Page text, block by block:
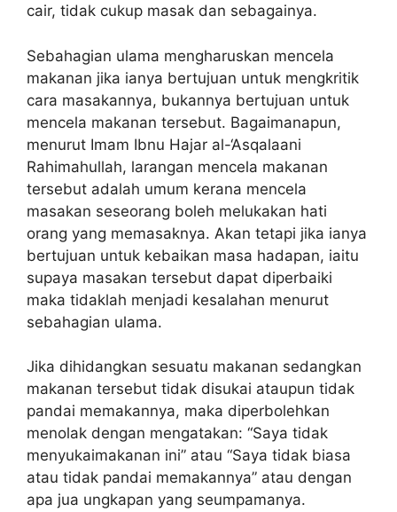
cair, tidak cukup masak dan sebagainya.
Sebahagian ulama mengharuskan mencela
makanan jika ianya bertujuan untuk mengkritik
cara masakannya, bukannya bertujuan untuk
mencela makanan tersebut. Bagaimanapun,
menurut Imam Ibnu Hajar al-‘Asqalaani
Rahimahullah, larangan mencela makanan
tersebut adalah umum kerana mencela
masakan seseorang boleh melukakan hati
orang yang memasaknya. Akan tetapi jika ianya
bertujuan untuk kebaikan masa hadapan, iaitu
supaya masakan tersebut dapat diperbaiki
maka tidaklah menjadi kesalahan menurut
sebahagian ulama.
Jika dihidangkan sesuatu makanan sedangkan
makanan tersebut tidak disukai ataupun tidak
pandai memakannya, maka diperbolehkan
menolak dengan mengatakan: “Saya tidak
menyukaimakanan ini” atau “Saya tidak biasa
atau tidak pandai memakannya” atau dengan
apa jua ungkapan yang seumpamanya.